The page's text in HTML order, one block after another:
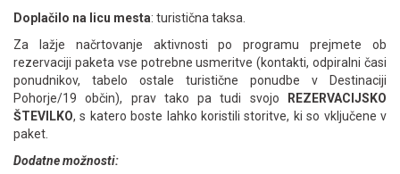
Doplačilo na licu mesta: turistična taksa.
Za lažje načrtovanje aktivnosti po programu prejmete ob
rezervaciji paketa vse potrebne usmeritve (kontakti, odpiralni časi
ponudnikov, tabelo ostale turistične ponudbe v Destinaciji
Pohorje/19 občin), prav tako pa tudi svojo
REZERVACIJSKO
ŠTEVILKO, s katero boste lahko koristili storitve, ki so vključene v
paket.
Dodatne možnosti: